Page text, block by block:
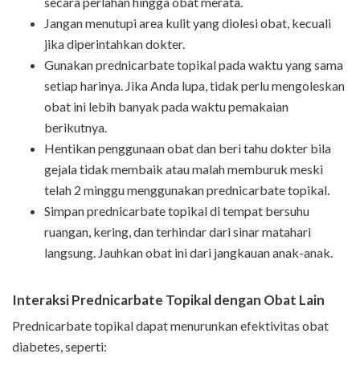
Jangan menutupi area kulit yang diolesi obat, kecuali
jika diperintahkan dokter.
Gunakan prednicarbate topikal pada waktu yang sama
setiap harinya. Jika Anda lupa, tidak perlu mengoleskan
obat ini lebih banyak pada waktu pemakaian
berikutnya.
Hentikan penggunaan obat dan beri tahu dokter bila
gejala tidak membaik atau malah memburuk meski
telah 2 minggu menggunakan prednicarbate topikal.
Simpan prednicarbate topikal di tempat bersuhu
ruangan, kering, dan terhindar dari sinar matahari
langsung. Jauhkan obat ini dari jangkauan anak-anak.
Interaksi Prednicarbate Topikal dengan Obat Lain
Prednicarbate topikal dapat menurunkan efektivitas obat
diabetes, seperti: